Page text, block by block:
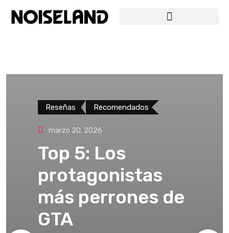
Reseñas Recomendados
marzo 20, 2026
Top 5: Los
protagonistas
más perrones de
GTA